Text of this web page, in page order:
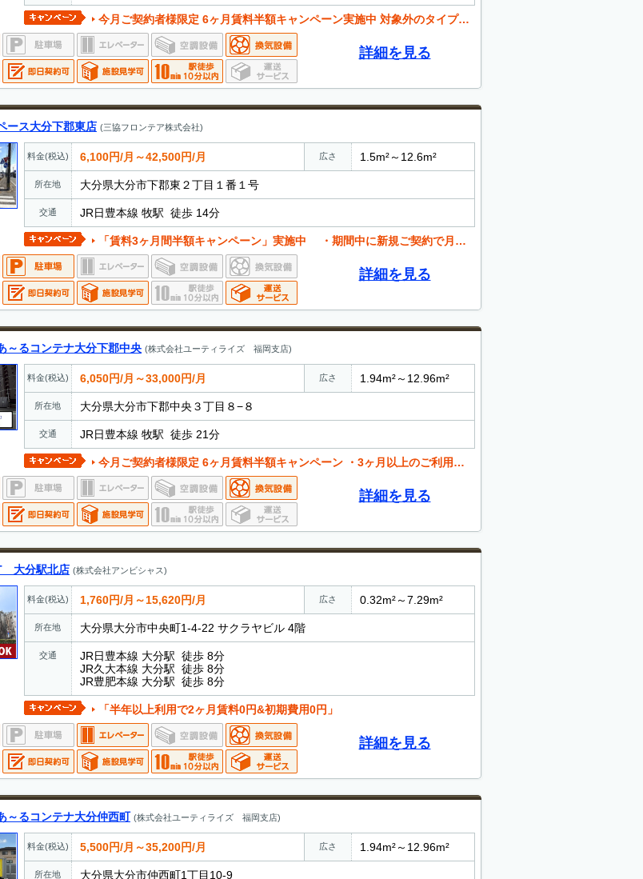
今月ご契約者様限定 6ヶ月賃料半額キャンペーン実施中 対象外のタイプが御座います。詳しくはお問合せ下さい
詳細を見る
ース大分下郡東店 (三協フロンテア株式会社)
料金(税込) 6,100円/月～42,500円/月 広さ 1.5m²～12.6m²
所在地 大分県大分市下郡東２丁目１番１号
交通 JR日豊本線 牧駅 徒歩 14分
「賃料3ヶ月間半額キャンペーン」実施中 ・期間中に新規ご契約で月額賃料が半額、初めてご利用の方も安心です
詳細を見る
～るコンテナ大分下郡中央 (株式会社ユーティライズ 福岡支店)
料金(税込) 6,050円/月～33,000円/月 広さ 1.94m²～12.96m²
所在地 大分県大分市下郡中央３丁目８−８
交通 JR日豊本線 牧駅 徒歩 21分
今月ご契約者様限定 6ヶ月賃料半額キャンペーン ・3ヶ月以上のご利用が条件となります
詳細を見る
大分駅北店 (株式会社アンビシャス)
料金(税込) 1,760円/月～15,620円/月 広さ 0.32m²～7.29m²
所在地 大分県大分市中央町1-4-22 サクラヤビル 4階
交通
JR日豊本線 大分駅 徒歩 8分
JR久大本線 大分駅 徒歩 8分
JR豊肥本線 大分駅 徒歩 8分
「半年以上利用で2ヶ月賃料0円&初期費用0円」
詳細を見る
～るコンテナ大分仲西町 (株式会社ユーティライズ 福岡支店)
料金(税込) 5,500円/月～35,200円/月 広さ 1.94m²～12.96m²
所在地 大分県大分市仲西町1丁目10-9